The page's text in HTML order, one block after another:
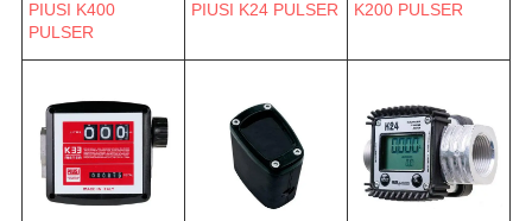
PIUSI K400
PULSER
PIUSI K24 PULSER K200 PULSER